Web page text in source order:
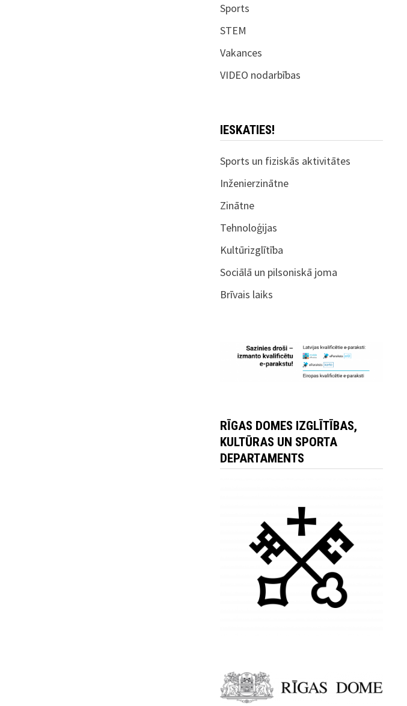
Sports
STEM
Vakances
VIDEO nodarbības
IESKATIES!
Sports un fiziskās aktivitātes
Inženierzinātne
Zinātne
Tehnoloģijas
Kultūrizglītība
Sociālā un pilsoniskā joma
Brīvais laiks
RĪGAS DOMES IZGLĪTĪBAS,
KULTŪRAS UN SPORTA
DEPARTAMENTS